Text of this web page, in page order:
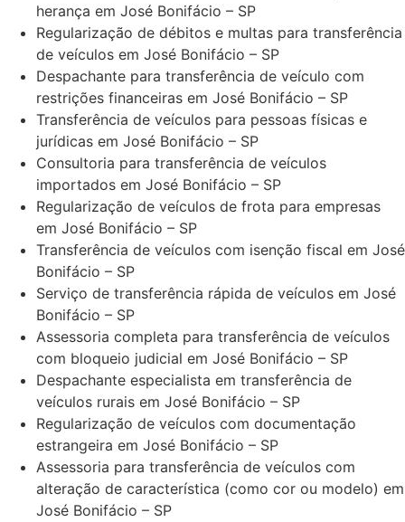
herança em José Bonifácio – SP
Regularização de débitos e multas para transferência
de veículos em José Bonifácio – SP
Despachante para transferência de veículo com
restrições financeiras em José Bonifácio – SP
Transferência de veículos para pessoas físicas e
jurídicas em José Bonifácio – SP
Consultoria para transferência de veículos
importados em José Bonifácio – SP
Regularização de veículos de frota para empresas
em José Bonifácio – SP
Transferência de veículos com isenção fiscal em José
Bonifácio – SP
Serviço de transferência rápida de veículos em José
Bonifácio – SP
Assessoria completa para transferência de veículos
com bloqueio judicial em José Bonifácio – SP
Despachante especialista em transferência de
veículos rurais em José Bonifácio – SP
Regularização de veículos com documentação
estrangeira em José Bonifácio – SP
Assessoria para transferência de veículos com
alteração de característica (como cor ou modelo) em
José Bonifácio – SP